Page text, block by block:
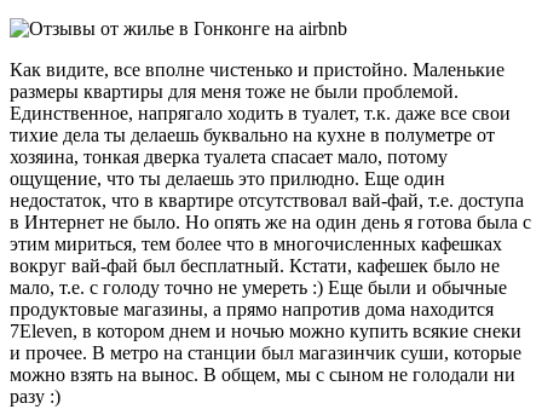
Как видите, все вполне чистенько и пристойно. Маленькие
размеры квартиры для меня тоже не были проблемой.
Единственное, напрягало ходить в туалет, т.к. даже все свои
тихие дела ты делаешь буквально на кухне в полуметре от
хозяина, тонкая дверка туалета спасает мало, потому
ощущение, что ты делаешь это прилюдно. Еще один
недостаток, что в квартире отсутствовал вай-фай, т.е. доступа
в Интернет не было. Но опять же на один день я готова была с
этим мириться, тем более что в многочисленных кафешках
вокруг вай-фай был бесплатный. Кстати, кафешек было не
мало, т.е. с голоду точно не умереть :) Еще были и обычные
продуктовые магазины, а прямо напротив дома находится
7Eleven, в котором днем и ночью можно купить всякие снеки
и прочее. В метро на станции был магазинчик суши, которые
можно взять на вынос. В общем, мы с сыном не голодали ни
разу :)